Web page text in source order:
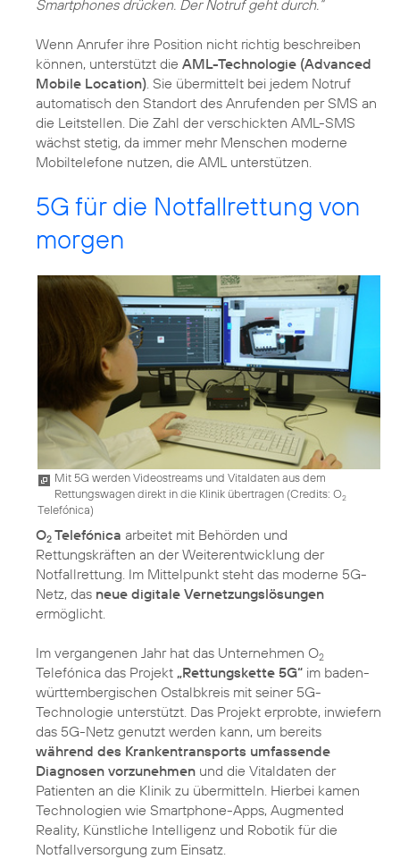
Smartphones drücken. Der Notruf geht durch.“
Wenn Anrufer ihre Position nicht richtig beschreiben
können, unterstützt die AML-Technologie (Advanced
Mobile Location). Sie übermittelt bei jedem Notruf
automatisch den Standort des Anrufenden per SMS an
die Leitstellen. Die Zahl der verschickten AML-SMS
wächst stetig, da immer mehr Menschen moderne
Mobiltelefone nutzen, die AML unterstützen.
5G für die Notfallrettung von
morgen
Mit 5G werden Videostreams und Vitaldaten aus dem
Rettungswagen direkt in die Klinik übertragen (Credits: O2
Telefónica)
O2 Telefónica arbeitet mit Behörden und
Rettungskräften an der Weiterentwicklung der
Notfallrettung. Im Mittelpunkt steht das moderne 5G-
Netz, das neue digitale Vernetzungslösungen
ermöglicht.
Im vergangenen Jahr hat das Unternehmen O2
Telefónica das Projekt „Rettungskette 5G“ im baden-
württembergischen Ostalbkreis mit seiner 5G-
Technologie unterstützt. Das Projekt erprobte, inwiefern
das 5G-Netz genutzt werden kann, um bereits
während des Krankentransports umfassende
Diagnosen vorzunehmen und die Vitaldaten der
Patienten an die Klinik zu übermitteln. Hierbei kamen
Technologien wie Smartphone-Apps, Augmented
Reality, Künstliche Intelligenz und Robotik für die
Notfallversorgung zum Einsatz.